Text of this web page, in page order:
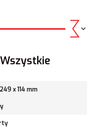
x 114 mm